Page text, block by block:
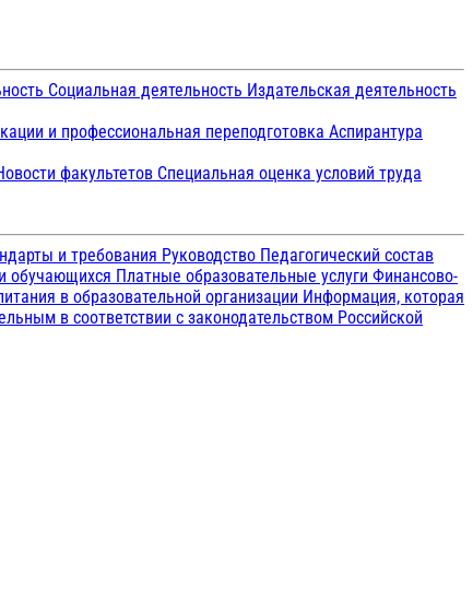
Социальная деятельность Издательская деятельность
и профессиональная переподготовка Аспирантура
факультетов Специальная оценка условий труда
и требования Руководство Педагогический состав
обучающихся Платные образовательные услуги Финансово-
в образовательной организации Информация, которая
в соответствии с законодательством Российской